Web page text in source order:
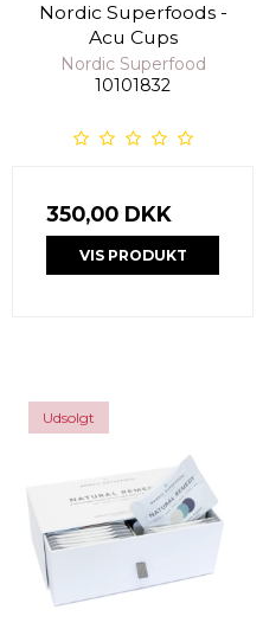
Nordic Superfoods -
Acu Cups
Nordic Superfood
10101832
350,00 DKK
VIS PRODUKT
Udsolgt